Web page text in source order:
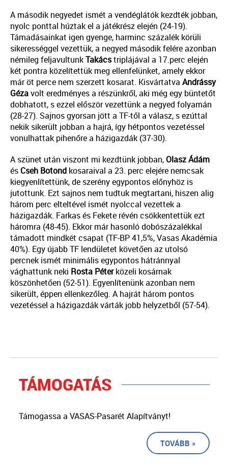
A második negyedet ismét a vendéglátók kezdték jobban,
nyolc ponttal húztak el a játékrész elején (24-19).
Támadásainkat igen gyenge, harminc százalék körüli
sikerességgel vezettük, a negyed második felére azonban
némileg feljavultunkTakácstriplájával a 17.perc elején
két pontra közelítettük meg ellenfelünket, amely ekkor
már öt perce nem szerzett kosarat. Kisvártatva Andrássy
Gézavolt eredményes a részünkről, aki még egy büntetőt
dobhatott, s ezzel először vezettünk a negyed folyamán
(28-27). Sajnos gyorsan jött a TF-től a válasz, s ezúttal
nekik sikerült jobban a hajrá, így hétpontos vezetéssel
vonulhattak pihenőre a házigazdák (37-30).
A szünet után viszont mi kezdtünk jobban,OlaszÁdám
és Cseh Botond kosaraival a 23. perc elejére nemcsak
kiegyenlítettünk, de szerény egypontos előnyhöz is
jutottunk. Ezt sajnos nem tudtuk megtartani, hiszen alig
három perc elteltével ismét nyolccal vezettek a
házigazdák. Farkas és Fekete révén csökkentettük ezt
háromra (48-45). Ekkor már hasonló dobószázalékkal
támadott mindkét csapat (TF-BP 41,5%, Vasas Akadémia
40%). Egy újabb TF lendületet követően az utolsó
percnek ismét minimális egypontos hátránnyal
vághattunk neki Rosta Péterközeli kosárnak
köszönhetően (52-51). Egyenlítenünk azonban nem
sikerült, éppen ellenkezőleg. A hajrát három pontos
vezetéssel a házigazdák várták jobb helyzetből (57-54).
TÁMOGATÁS
Támogassa a VASAS-Pasarét Alapítványt!
TOVÁBB »